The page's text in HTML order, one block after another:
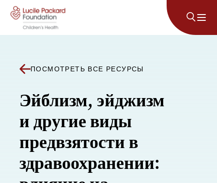
Перейти к содержанию
ПОСМОТРЕТЬ ВСЕ РЕСУРСЫ
Эйблизм, эйджизм
и другие виды
предвзятости в
здравоохранении: